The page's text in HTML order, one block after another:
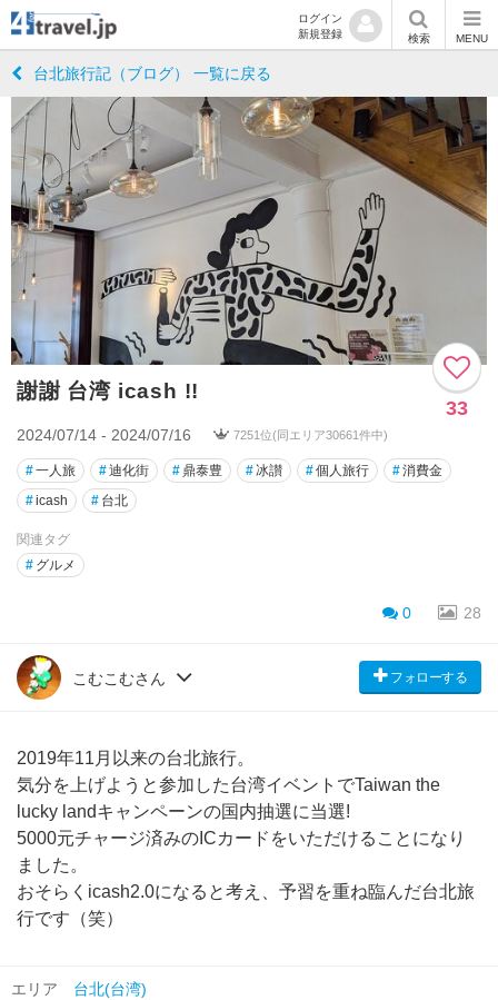
ログイン
新規登録
検索 MENU
台北旅行記（ブログ） 一覧に戻る
謝謝 台湾 icash !!
33
2024/07/14 - 2024/07/16 7251位(同エリア30661件中)
#一人旅 #迪化街 #鼎泰豊 # 冰讃 #個人旅行 #消費金
#icash # 台北
関連タグ
# グルメ
0 28
こむこむさん フォローする
2019年11月以来の台北旅行。
気分を上げようと参加した台湾イベントでTaiwan the
lucky landキャンペーンの国内抽選に当選!
5000元チャージ済みのICカードをいただけることになり
ました。
おそらくicash2.0になると考え、予習を重ね臨んだ台北旅
行です（笑）
エリア 台北(台湾)